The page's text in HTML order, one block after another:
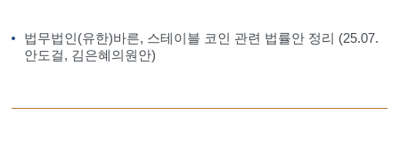
법무법인(유한)바른, 스테이블 코인 관련 법률안 정리 (25.07.
안도걸, 김은혜의원안)